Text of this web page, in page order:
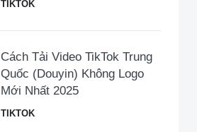
TIKTOK
Cách Tải Video TikTok Trung
Quốc (Douyin) Không Logo
Mới Nhất 2025
TIKTOK